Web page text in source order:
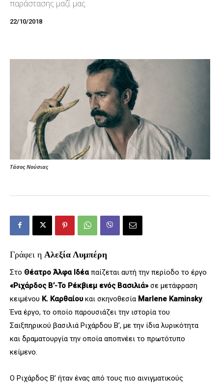
παράστασης μαζί μας.
22/10/2018
Τάσος Νούσιας
Γράφει η Αλεξία Λυμπέρη
Στο Θέατρο Άλφα Ιδέαπαίζεται αυτή την περίοδο το έργο
«Ριχάρδος Β’-Το Ρέκβιεμ ενός Βασιλιά»σε μετάφραση
κειμένου Κ. Καρθαίουκαι σκηνοθεσία Marlene Kaminsky.
Ένα έργο, το οποίο παρουσιάζει την ιστορία του
Σαιξπηρικού βασιλιά Ριχάρδου Β’, με την ίδια λυρικότητα
και δραματουργία την οποία αποπνέει το πρωτότυπο
κείμενο.
Ο Ριχάρδος Β’ ήταν ένας από τους πιο αινιγματικούς